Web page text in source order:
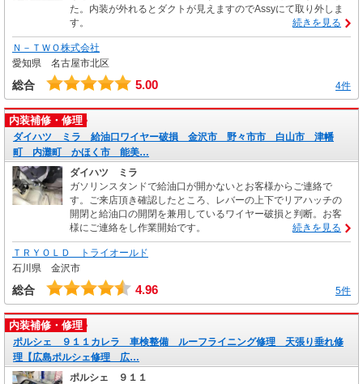
た。内装が外れるとダクトが見えますのでAssyにて取り外しま
す。
続きを見る
Ｎ－ＴＷＯ株式会社
愛知県 名古屋市北区
総合 5.00 4件
内装補修・修理
ダイハツ ミラ 給油口ワイヤー破損 金沢市 野々市市 白山市 津幡
町 内灘町 かほく市 能美…
ダイハツ ミラ
ガソリンスタンドで給油口が開かないとお客様からご連絡で
す。ご来店頂き確認したところ、レバーの上下でリアハッチの
開閉と給油口の開閉を兼用しているワイヤー破損と判断。お客
様にご連絡をし作業開始です。
続きを見る
ＴＲＹＯＬＤ トライオールド
石川県 金沢市
総合 4.96 5件
内装補修・修理
ポルシェ ９１１カレラ 車検整備 ルーフライニング修理 天張り垂れ修
理【広島ポルシェ修理 広…
ポルシェ ９１１